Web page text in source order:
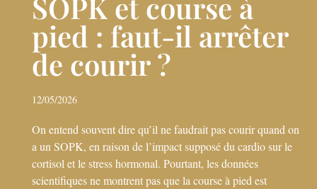
SOPK et course à
pied : faut-il arrêter
de courir ?
12/05/2026
On entend souvent dire qu’il ne faudrait pas courir quand on
a un SOPK, en raison de l’impact supposé du cardio sur le
cortisol et le stress hormonal. Pourtant, les données
scientifiques ne montrent pas que la course à pied est